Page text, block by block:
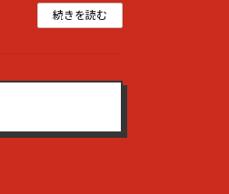
続きを読む